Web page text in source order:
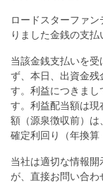
動
産
投
資
ロードスターファ
りました金銭の支払
当該金銭支払いを
ず、本日、出資金
す。利益につきまし
す。利益配当額は
額（源泉徴収前）
確定利回り（年換算
当社は適切な情報
が、直接お問い合